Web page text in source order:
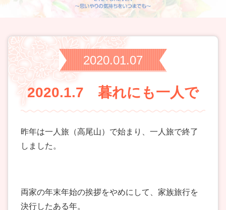
2020.01.07
2020.1.7 暮れにも一人で
昨年は一人旅（高尾山）で始まり、一人旅で終了
しました。
両家の年末年始の挨拶をやめにして、家族旅行を
決行したある年。